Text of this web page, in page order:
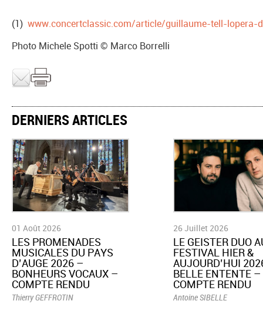
(1) www.concertclassic.com/article/guillaume-tell-
Photo Michele Spotti © Marco Borrelli
DERNIERS ARTICLES
01 Août 2026
LES PROMENADES
MUSICALES DU PAYS
D’AUGE 2026 –
BONHEURS VOCAUX –
COMPTE RENDU
Thierry GEFFROTIN
26 Juillet 2026
LE GEISTER DUO
FESTIVAL HIER &
AUJOURD’HUI
BELLE ENTENTE –
COMPTE RENDU
Antoine SIBELLE